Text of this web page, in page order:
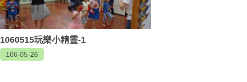
1060515玩樂小精靈-1
106-05-26